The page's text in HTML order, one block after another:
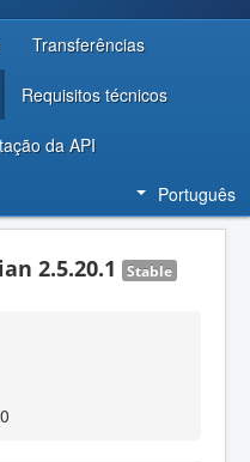
Transferências
Requisitos técnicos
da API
Português
2.5.20.1 Stable